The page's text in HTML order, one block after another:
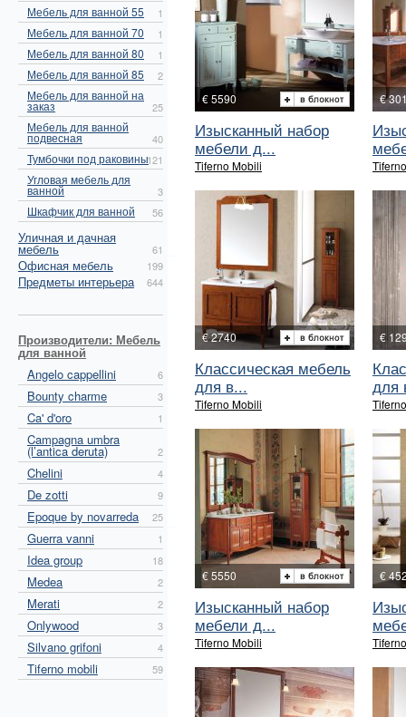
Мебель для ванной 55 1
Мебель для ванной 70 1
Мебель для ванной 80 1
Мебель для ванной 85 2
Мебель для ванной на
заказ 25
Мебель для ванной
подвесная 40
Тумбочки под раковины121
Угловая мебель для
ванной 3
Шкафчик для ванной 56
Уличная и дачная
мебель 61
Офисная мебель 199
Предметы интерьера 644
Производители: Мебель
для ванной
Angelo cappellini
6
Bounty charme 3
Ca' d'oro 1
Campagna umbra
(l’antica deruta) 2
Chelini 4
De zotti 9
Epoque by novarreda 25
Guerra vanni 1
Idea group 18
Medea 2
Merati 2
Onlywood 3
Silvano grifoni 4
Tiferno mobili 59
€ 5590
Изысканный набор
мебели д...
Tiferno Mobili
€
€ 2740
Классическая мебель
для в...
Tiferno Mobili
€
для
€ 5550
Изысканный набор
мебели д...
Tiferno Mobili
€